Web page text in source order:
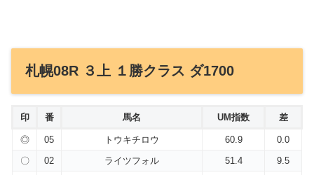
札幌08R ３上 １勝クラス ダ1700
印 番 馬名 UM指数 差
◎ 05 トウキチロウ 60.9
0.0
〇
02 ライツフォル 51.4
9.5